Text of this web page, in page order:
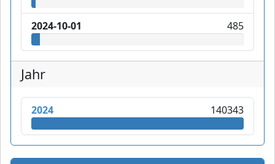
2024-10-01 485
Jahr
2024 140343